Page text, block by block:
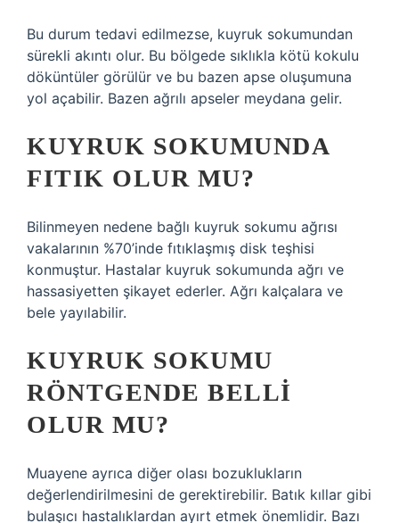
Bu durum tedavi edilmezse, kuyruk sokumundan
sürekli akıntı olur. Bu bölgede sıklıkla kötü kokulu
döküntüler görülür ve bu bazen apse oluşumuna
yol açabilir. Bazen ağrılı apseler meydana gelir.
KUYRUK SOKUMUNDA
FITIK OLUR MU?
Bilinmeyen nedene bağlı kuyruk sokumu ağrısı
vakalarının %70’inde fıtıklaşmış disk teşhisi
konmuştur. Hastalar kuyruk sokumunda ağrı ve
hassasiyetten şikayet ederler. Ağrı kalçalara ve
bele yayılabilir.
KUYRUK SOKUMU
RÖNTGENDE BELLI
OLUR MU?
Muayene ayrıca diğer olası bozuklukların
değerlendirilmesini de gerektirebilir. Batık kıllar gibi
bulaşıcı hastalıklardan ayırt etmek önemlidir. Bazı